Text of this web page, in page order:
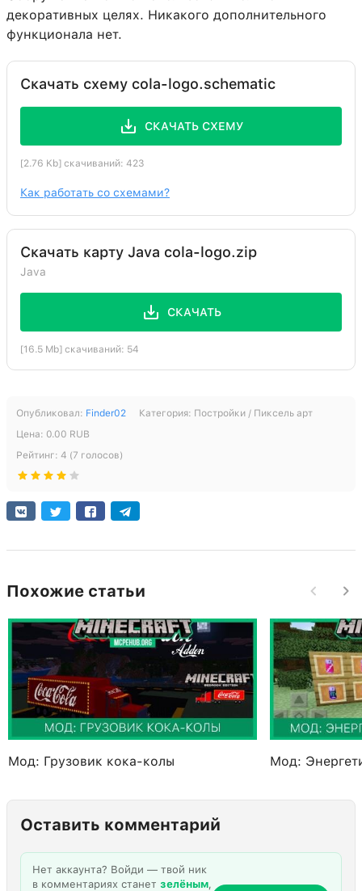
декоративных целях. Никакого дополнительного
функционала нет.
Скачать схему cola-logo.schematic
СКАЧАТЬ СХЕМУ
[2.76 Kb] скачиваний: 423
Как работать со схемами?
Скачать карту Java cola-logo.zip
Java
СКАЧАТЬ
[16.5 Mb] скачиваний: 54
Опубликовал: Finder02 Категория: Постройки / Пиксель арт
Цена: 0.00 RUB
Рейтинг: 4 (7 голосов)
Похожие статьи
Мод: Грузовик кока-колы Мод:
Оставить комментарий
Нет аккаунта? Войди — твой ник
в комментариях станет зелёным,